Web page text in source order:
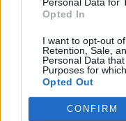
Opted In
I want to opt-out
Retention, Sale,
Personal Data
Purposes for
Opted Out
CONFIRM
26/